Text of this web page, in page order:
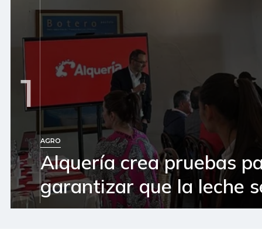
1
AGRO
Alquería crea pruebas
garantizar que la leche